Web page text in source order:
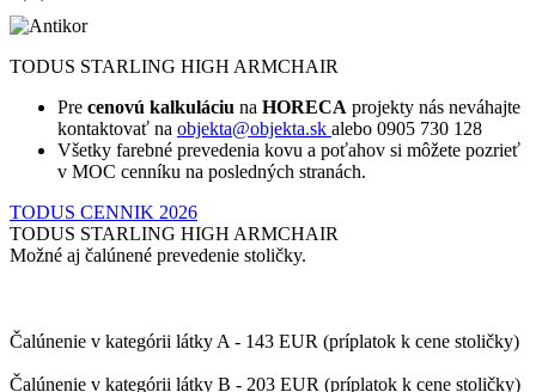
TODUS STARLING HIGH ARMCHAIR
Pre cenovú kalkuláciu na HORECA projekty nás neváhajte
kontaktovať na objekta@objekta.sk alebo 0905 730 128
Všetky farebné prevedenia kovu a poťahov si môžete pozrieť
v MOC cenníku na posledných stranách.
TODUS CENNIK 2026
TODUS STARLING HIGH ARMCHAIR
Možné aj čalúnené prevedenie stoličky.
Čalúnenie v kategórii látky A - 143 EUR (príplatok k cene stoličky)
Čalúnenie v kategórii látky B - 203 EUR (príplatok k cene stoličky)